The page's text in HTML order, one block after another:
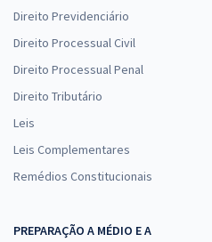
Direito Previdenciário
Direito Processual Civil
Direito Processual Penal
Direito Tributário
Leis
Leis Complementares
Remédios Constitucionais
PREPARAÇÃO A MÉDIO E A